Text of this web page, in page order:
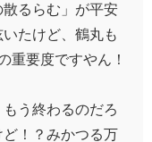
るらむ」が平安
たけど、鶴丸も
重要度ですやん！
もう終わるのだろ
！？みかつる万